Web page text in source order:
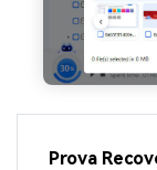
Prova